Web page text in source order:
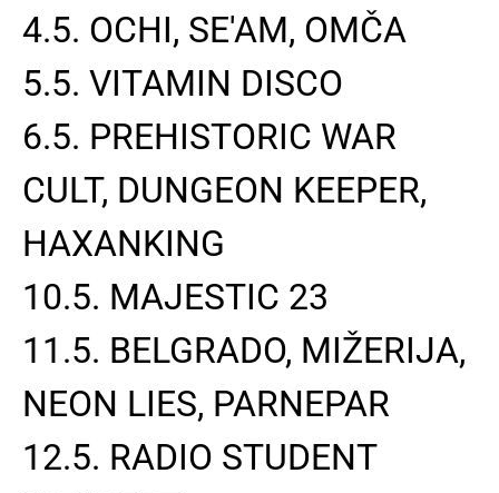
4.5. OCHI, SE'AM, OMČA
5.5. VITAMIN DISCO
6.5. PREHISTORIC WAR
CULT, DUNGEON KEEPER,
HAXANKING
10.5. MAJESTIC 23
11.5. BELGRADO, MIŽERIJA,
NEON LIES, PARNEPAR
12.5. RADIO STUDENT